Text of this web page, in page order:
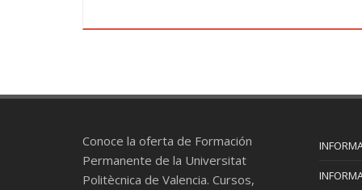
Conoce la oferta de Formación
Permanente de la Universitat
Politècnica de Valencia. Cursos,